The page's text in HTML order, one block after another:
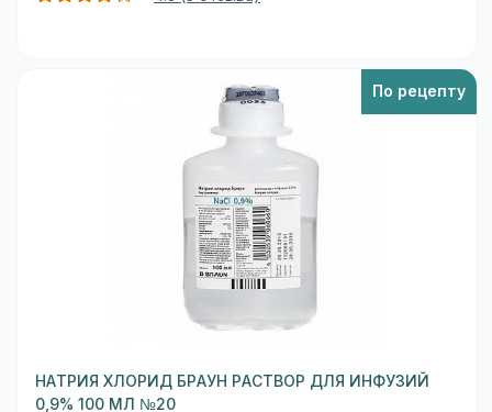
По рецепту
НАТРИЯ ХЛОРИД БРАУН РАСТВОР ДЛЯ ИНФУЗИЙ
0,9% 100 МЛ №20